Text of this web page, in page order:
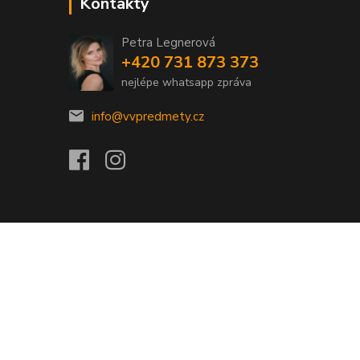
Petra Legnerová
+420 731 873 373
nejlépe whatsapp zpráva
info@vvpredmety.cz